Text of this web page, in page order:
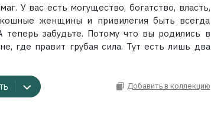
У вас есть могущество, богатство, власть,
женщины и привилегия быть всегда
теперь забудьте. Потому что вы родились в
где правит грубая сила. Тут есть лишь два
Добавить в коллекцию